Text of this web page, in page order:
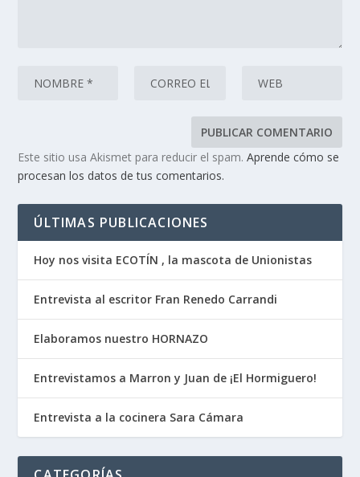
Este sitio usa Akismet para reducir el spam.Aprende cómo se
procesan los datos de tus comentarios.
ÚLTIMAS PUBLICACIONES
Hoy nos visita ECOTÍN , la mascota de Unionistas
Entrevista al escritor Fran Renedo Carrandi
Elaboramos nuestro HORNAZO
Entrevistamos a Marron y Juan de ¡El Hormiguero!
Entrevista a la cocinera Sara Cámara